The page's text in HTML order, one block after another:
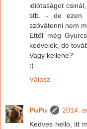
idiótaságot
stb. - de ezen
szóvátenni nem
Ettől még
kedvelek, de
Vagy kellene?
:)
Válasz
PuPu
2014.
Kedves hello, itt